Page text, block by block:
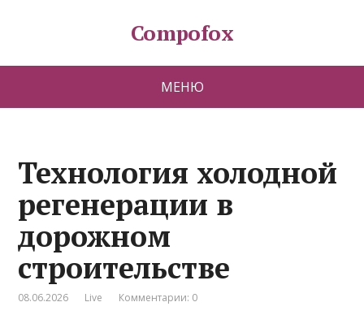
Compofox
МЕНЮ
Технология холодной
регенерации в
дорожном
строительстве
08.06.2026 Live Комментарии: 0